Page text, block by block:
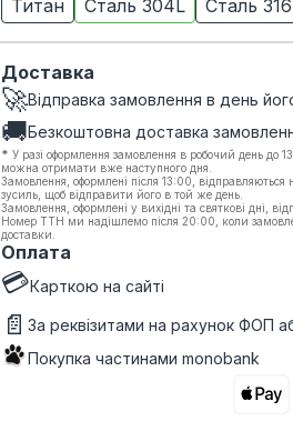
Титан Сталь 304L Сталь
Доставка
🚀Відправка замовлення в день
🚚Безкоштовна доставка
* У разі оформлення замовлення в робочий день
можна отримати вже наступного дня.
Замовлення, оформлені після 13:00,
зусиль, щоб відправити його в той же день.
Замовлення, оформлені у вихідні та святкові дні,
Номер ТТН ми надішлемо після 20:00, коли
доставки.
Оплата
💳Карткою на сайті
📄 За реквізитами на рахунок ФОП
Покупка частинами monobank